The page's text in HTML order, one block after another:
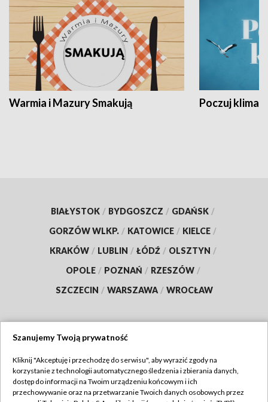
Warmia i Mazury Smakują Poczuj klimat
BIAŁYSTOK / BYDGOSZCZ / GDAŃSK /
GORZÓW WLKP. / KATOWICE / KIELCE /
KRAKÓW / LUBLIN / ŁÓDŹ / OLSZTYN /
OPOLE / POZNAŃ / RZESZÓW /
SZCZECIN / WARSZAWA / WROCŁAW
TVP
Abonament TVP
Regulamin TVP
Szanujemy Twoją prywatność
Kliknij "Akceptuję i przechodzę do serwisu", aby wyrazić zgody na
korzystanie z technologii automatycznego śledzenia i zbierania danych,
dostęp do informacji na Twoim urządzeniu końcowym i ich
przechowywanie oraz na przetwarzanie Twoich danych osobowych przez